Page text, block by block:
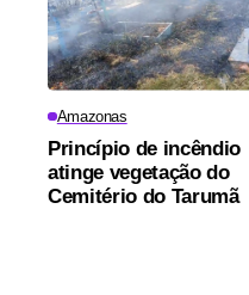
Amazonas
Princípio de incêndio
atinge vegetação do
Cemitério do Tarumã